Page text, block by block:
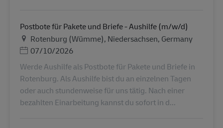
Postbote für Pakete und Briefe - Aushilfe (m/w/d)
地点Rotenburg (Wümme), Niedersachsen, Germany
Posted Date
07/10/2026
Werde Aushilfe als Postbote für Pakete und Briefe in
Rotenburg. Als Aushilfe bist du an einzelnen Tagen
oder auch stundenweise für uns tätig. Nach einer
bezahlten Einarbeitung kannst du sofort in d...